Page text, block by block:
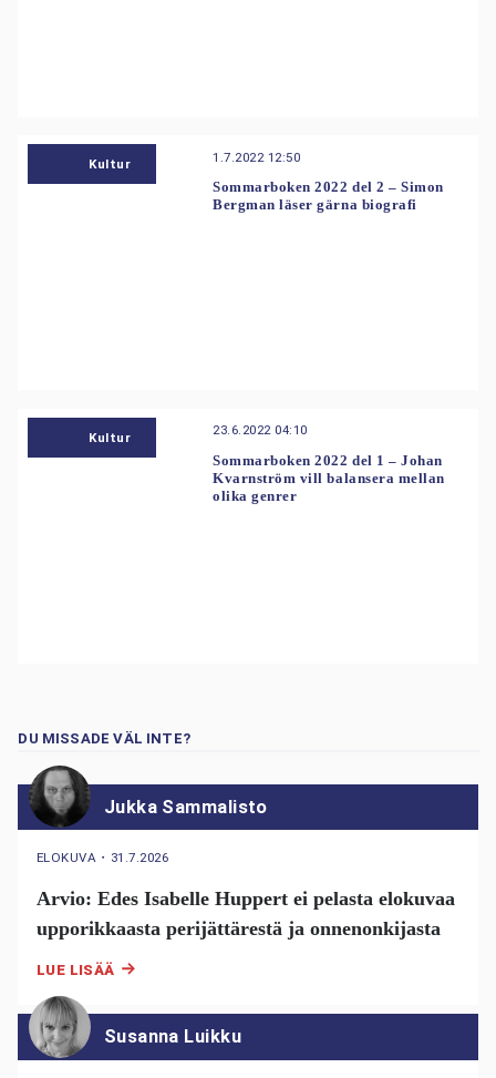
Kultur 1.7.2022 12:50
Sommarboken 2022 del 2 – Simon
Bergman läser gärna biografi
Kultur 23.6.2022 04:10
Sommarboken 2022 del 1 – Johan
Kvarnström vill balansera mellan
olika genrer
DU MISSADE VÄL INTE?
Jukka Sammalisto
ELOKUVA ・ 31.7.2026
Arvio: Edes Isabelle Huppert ei pelasta elokuvaa
upporikkaasta perijättärestä ja onnenonkijasta
LUE LISÄÄ
Susanna Luikku